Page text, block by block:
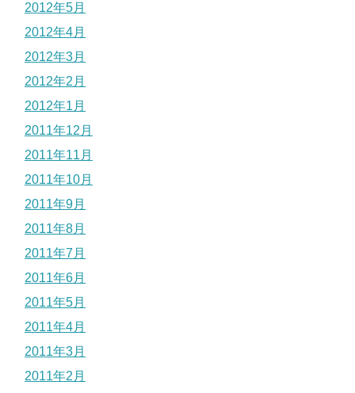
2012年5月
2012年4月
2012年3月
2012年2月
2012年1月
2011年12月
2011年11月
2011年10月
2011年9月
2011年8月
2011年7月
2011年6月
2011年5月
2011年4月
2011年3月
2011年2月